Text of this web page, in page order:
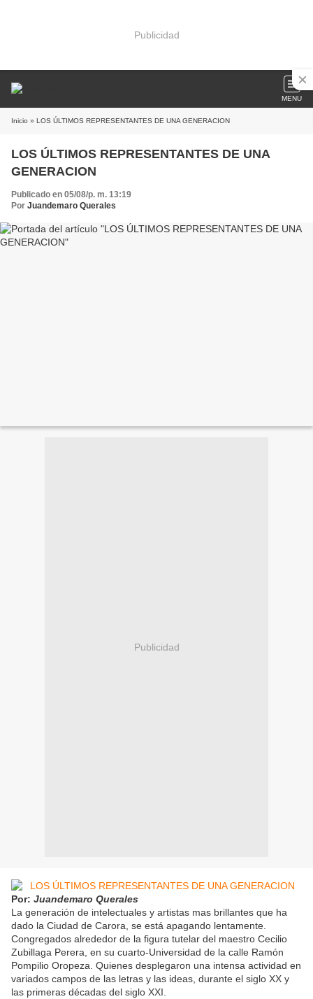
Publicidad
MENU
Inicio » LOS ÚLTIMOS REPRESENTANTES DE UNA GENERACION
LOS ÚLTIMOS REPRESENTANTES DE UNA
GENERACION
Publicado en 05/08/p. m. 13:19
Por Juandemaro Querales
Publicidad
Por: Juandemaro Querales
La generación de intelectuales y artistas mas brillantes que ha
dado la Ciudad de Carora, se está apagando lentamente.
Congregados alrededor de la figura tutelar del maestro Cecilio
Zubillaga Perera, en su cuarto-Universidad de la calle Ramón
Pompilio Oropeza. Quienes desplegaron una intensa actividad en
variados campos de las letras y las ideas, durante el siglo XX y
las primeras décadas del siglo XXI.